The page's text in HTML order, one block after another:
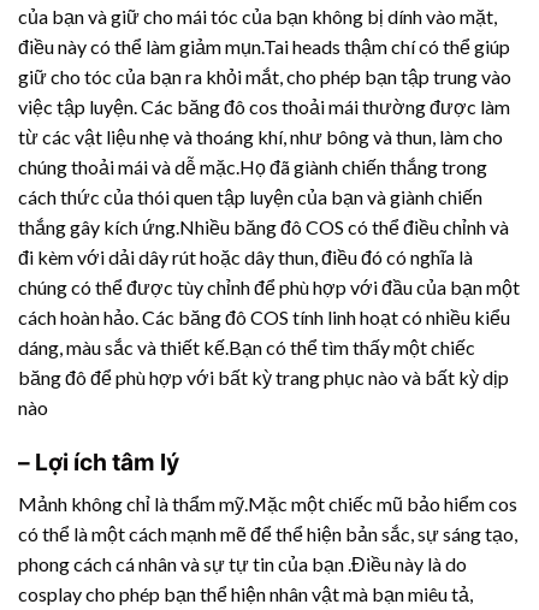
của bạn và giữ cho mái tóc của bạn không bị dính vào mặt,
điều này có thể làm giảm mụn.Tai heads thậm chí có thể giúp
giữ cho tóc của bạn ra khỏi mắt, cho phép bạn tập trung vào
việc tập luyện. Các băng đô cos thoải mái thường được làm
từ các vật liệu nhẹ và thoáng khí, như bông và thun, làm cho
chúng thoải mái và dễ mặc.Họ đã giành chiến thắng trong
cách thức của thói quen tập luyện của bạn và giành chiến
thắng gây kích ứng.Nhiều băng đô COS có thể điều chỉnh và
đi kèm với dải dây rút hoặc dây thun, điều đó có nghĩa là
chúng có thể được tùy chỉnh để phù hợp với đầu của bạn một
cách hoàn hảo. Các băng đô COS tính linh hoạt có nhiều kiểu
dáng, màu sắc và thiết kế.Bạn có thể tìm thấy một chiếc
băng đô để phù hợp với bất kỳ trang phục nào và bất kỳ dịp
nào
– Lợi ích tâm lý
Mảnh không chỉ là thẩm mỹ.Mặc một chiếc mũ bảo hiểm cos
có thể là một cách mạnh mẽ để thể hiện bản sắc, sự sáng tạo,
phong cách cá nhân và sự tự tin của bạn .Điều này là do
cosplay cho phép bạn thể hiện nhân vật mà bạn miêu tả,